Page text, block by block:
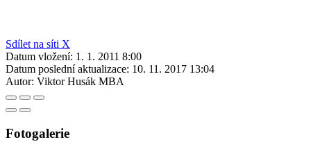
Sdílet na síti X
Datum vložení: 1. 1. 2011 8:00
Datum poslední aktualizace: 10. 11. 2017 13:04
Autor: Viktor Husák MBA
Fotogalerie